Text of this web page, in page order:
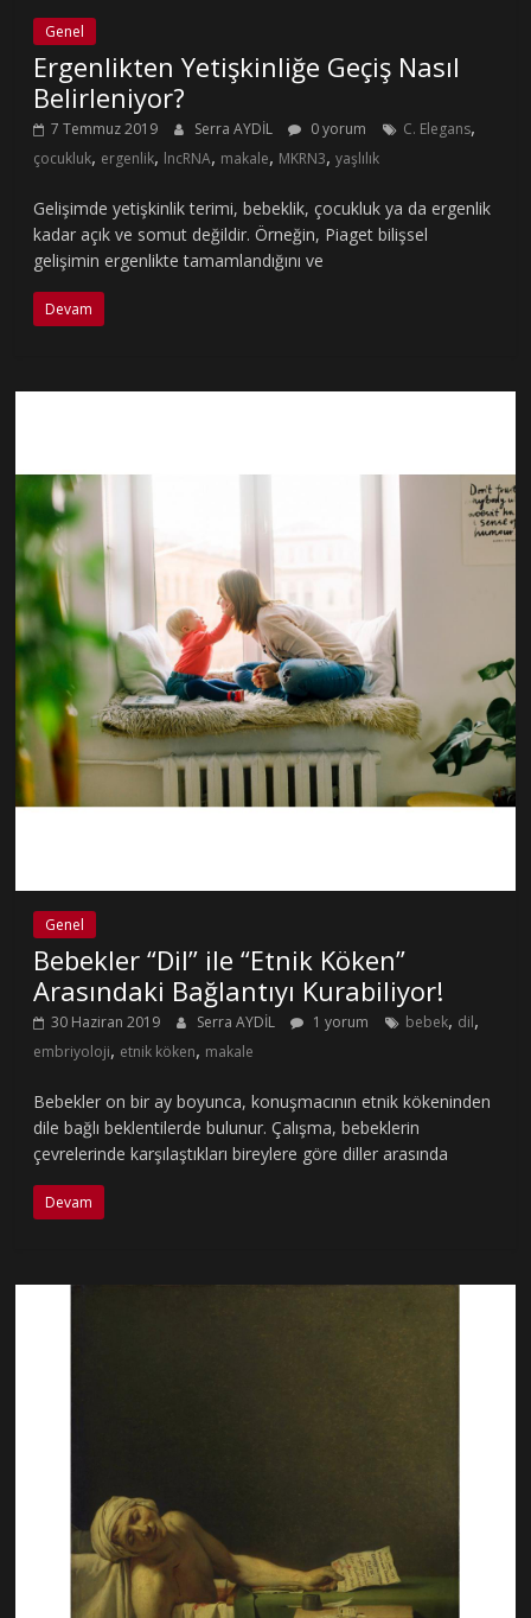
Genel
Ergenlikten Yetişkinliğe Geçiş Nasıl
Belirleniyor?
7 Temmuz 2019 Serra AYDİL 0 yorum C. Elegans,
çocukluk, ergenlik, lncRNA, makale, MKRN3,yaşlılık
Gelişimde yetişkinlik terimi, bebeklik, çocukluk ya da ergenlik
kadar açık ve somut değildir. Örneğin, Piaget bilişsel
gelişimin ergenlikte tamamlandığını ve
Devam
Genel
Bebekler “Dil” ile “Etnik Köken”
Arasındaki Bağlantıyı Kurabiliyor!
30 Haziran 2019 Serra AYDİL 1 yorum bebek, dil,
embriyoloji, etnik köken, makale
Bebekler on bir ay boyunca, konuşmacının etnik kökeninden
dile bağlı beklentilerde bulunur. Çalışma, bebeklerin
çevrelerinde karşılaştıkları bireylere göre diller arasında
Devam